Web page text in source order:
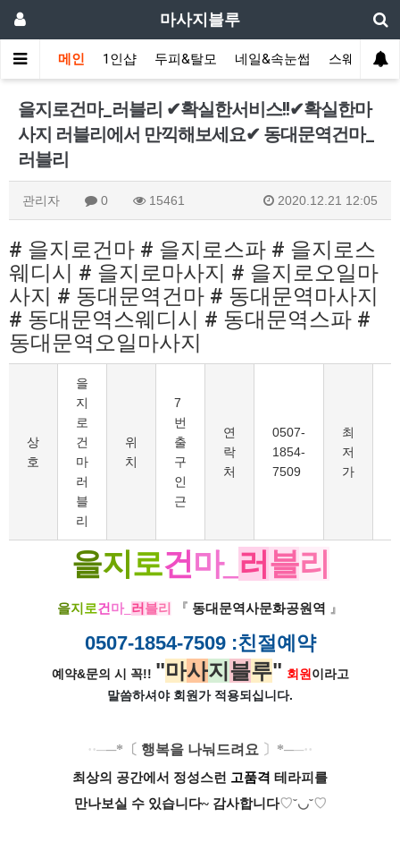
마사지블루
메인 1인샵 두피&탈모 네일&속눈썹 스웨디시(
을지로건마_러블리 ✔확실한서비스!!✔확실한마
사지 러블리에서 만끽해보세요✔ 동대문역건마_
러블리
관리자 0 15461 2020.12.21 12:05
# 을지로건마 # 을지로스파 # 을지로스
웨디시 # 을지로마사지 # 을지로오일마
사지 # 동대문역건마 # 동대문역마사지
# 동대문역스웨디시 # 동대문역스파 #
동대문역오일마사지
상
호
을
지
로
건
마
러
블
리
위
치
7
번
출
구
인
근
연
락
처
0507-
1854-
7509
최
저
가
을지로건마_ 러 블리
을지 로건 마_ 러 블리 『 동대문역사문화공원역 』
0507-1854-7509:친절예약
예약&문의 시 꼭!! "마사지 블루" 회원 이라고
말씀하셔야 회원가 적용되십니다.
··──* 〔 행복을 나눠드려요 〕 *──··
최상의 공간에서 정성스런 고품격 테라피를
만나보실 수 있습니다~ 감사합니다♡˘◡˘♡